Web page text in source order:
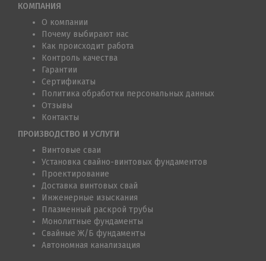
КОМПАНИЯ
О компании
Почему выбирают нас
Как происходит работа
Контроль качества
Гарантии
Сертификаты
Политика обработки персональных данных
Отзывы
Контакты
ПРОИЗВОДСТВО И УСЛУГИ
Винтовые сваи
Установка свайно-винтовых фундаментов
Проектирование
Доставка винтовых свай
Инженерные изыскания
Плазменный раскрой трубы
Монолитные фундаменты
Свайные Ж/Б фундаменты
Автономная канализация